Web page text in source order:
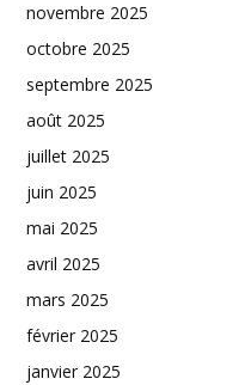
novembre 2025
octobre 2025
septembre 2025
août 2025
juillet 2025
juin 2025
mai 2025
avril 2025
mars 2025
février 2025
janvier 2025